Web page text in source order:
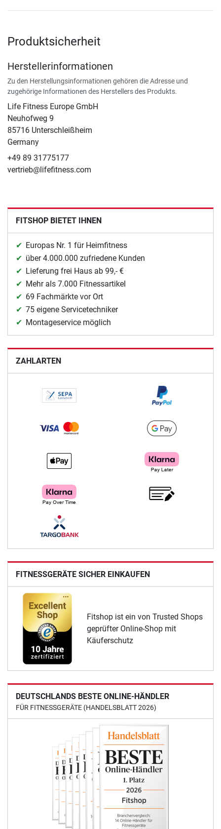
Produktsicherheit
Herstellerinformationen
Zu den Herstellungsinformationen gehören die Adresse und
zugehörige Informationen des Herstellers des Produkts.
Life Fitness Europe GmbH
Neuhofweg 9
85716 Unterschleißheim
Germany
+49 89 31775177
vertrieb@lifefitness.com
FITSHOP BIETET IHNEN
Europas Nr. 1 für Heimfitness
über 4.000.000 zufriedene Kunden
Lieferung frei Haus ab 99,- €
Mehr als 7.000 Fitnessartikel
69 Fachmärkte vor Ort
75 eigene Servicetechniker
Montageservice möglich
ZAHLARTEN
FITNESSGERÄTE SICHER EINKAUFEN
Fitshop ist ein von Trusted Shops
geprüfter Online-Shop mit
Käuferschutz
DEUTSCHLANDS BESTE ONLINE-HÄNDLER
FÜR FITNESSGERÄTE (HANDELSBLATT 2026)